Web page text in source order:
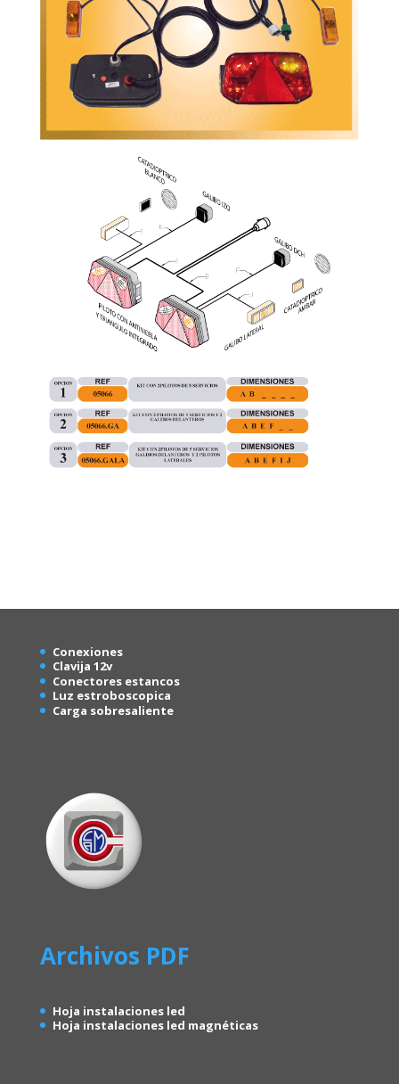
Conexiones
Clavija 12v
Conectores estancos
Luz estroboscopica
Carga sobresaliente
Archivos PDF
Hoja instalaciones led
Hoja instalaciones led magnéticas